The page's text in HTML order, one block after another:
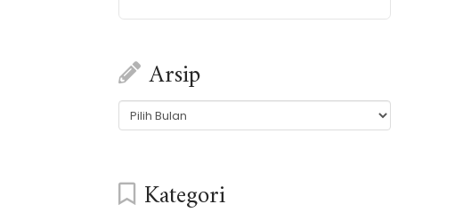
Arsip
Arsip
Kategori